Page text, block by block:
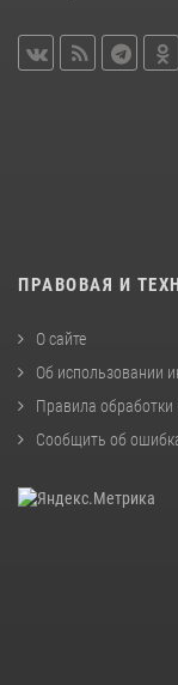
ПРАВОВАЯ И
О сайте
Об использовании
Правила
Сообщить об